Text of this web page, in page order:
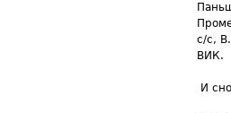
с/с,
ВИК.
И